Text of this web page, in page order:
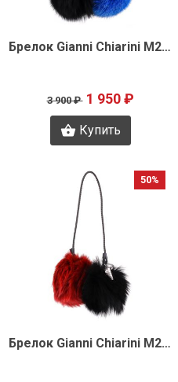
Быстрый просмотр Брелок Gianni Chiarini M2019
3 900 ₽ 1 950 ₽
Купить
50%
Быстрый просмотр Брелок Gianni Chiarini M2017